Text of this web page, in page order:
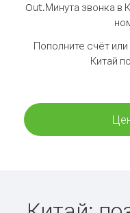
Out.Минута звонка в
Пополните счёт
Китай